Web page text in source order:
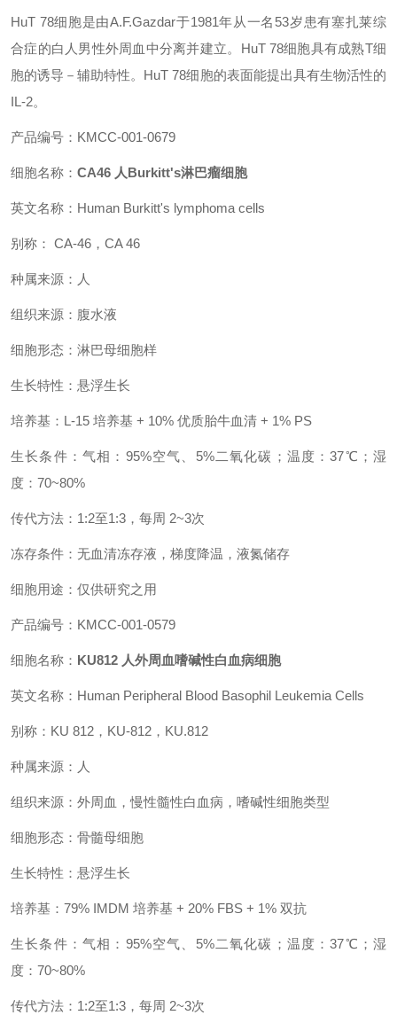
HuT 78细胞是由A.F.Gazdar于1981年从一名53岁患有塞扎莱综
合症的白人男性外周血中分离并建立。HuT 78细胞具有成熟T细
胞的诱导－辅助特性。HuT 78细胞的表面能提出具有生物活性的
IL-2。
产品编号：KMCC-001-0679
细胞名称： CA46 人Burkitt's淋巴瘤细胞
英文名称：Human Burkitt's lymphoma cells
别称： CA-46，CA 46
种属来源：人
组织来源：腹水液
细胞形态：淋巴母细胞样
生长特性：悬浮生长
培养基：L-15 培养基 + 10% 优质胎牛血清 + 1% PS
生长条件：气相：95%空气、5%二氧化碳；温度：37℃；湿
度：70~80%
传代方法：1:2至1:3，每周 2~3次
冻存条件：无血清冻存液，梯度降温，液氮储存
细胞用途：仅供研究之用
产品编号：KMCC-001-0579
细胞名称： KU812 人外周血嗜碱性白血病细胞
英文名称：Human Peripheral Blood Basophil Leukemia Cells
别称：KU 812，KU-812，KU.812
种属来源：人
组织来源：外周血，慢性髓性白血病，嗜碱性细胞类型
细胞形态：骨髓母细胞
生长特性：悬浮生长
培养基：79% IMDM 培养基 + 20% FBS + 1% 双抗
生长条件：气相：95%空气、5%二氧化碳；温度：37℃；湿
度：70~80%
传代方法：1:2至1:3，每周 2~3次